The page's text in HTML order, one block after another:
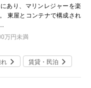
あり、マリンレジャーを楽
東屋とコンテナで構成され
万円未満
賃貸・民泊